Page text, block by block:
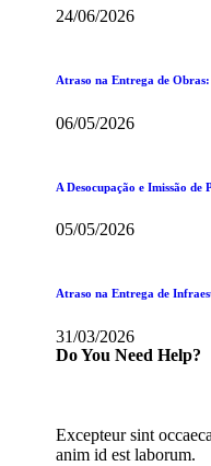
24/06/2026
Atraso na Entrega de
06/05/2026
A Desocupação e Imissão de
05/05/2026
Atraso na Entrega de
31/03/2026
Do You Need Help?
Excepteur sint
anim id est laborum.